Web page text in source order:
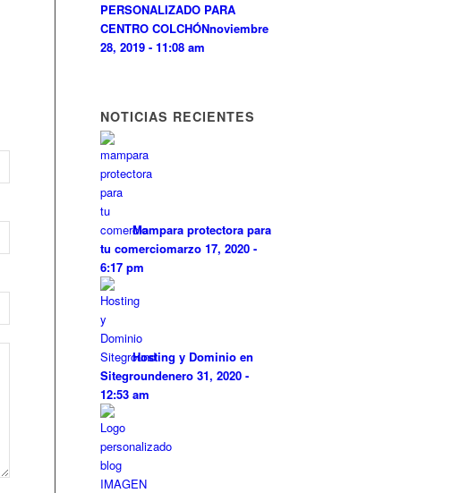
PERSONALIZADO PARA
CENTRO COLCHÓNnoviembre
28, 2019 - 11:08 am
NOTICIAS RECIENTES
Mampara protectora para
tu comerciomarzo 17, 2020 -
6:17 pm
Hosting y Dominio en
Sitegroundenero 31, 2020 -
12:53 am